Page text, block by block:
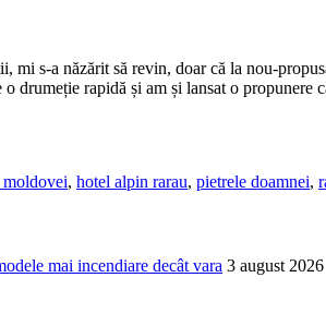
mi s-a năzărit să revin, doar că la nou-
drumeție rapidă și am și lansat o
, hotel alpin rarau, pietrele doamnei,
mai incendiare decât vara 3 august 2026